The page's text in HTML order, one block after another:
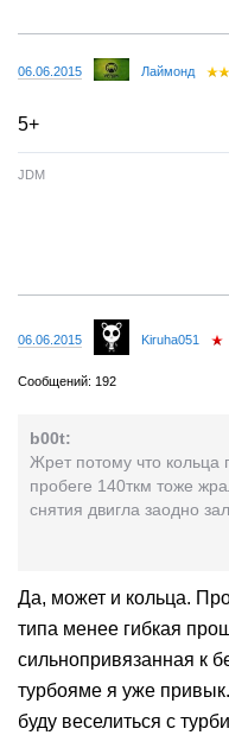
06.06.2015 Лаймонд
5+
JDM
06.06.2015 Kiruha051
Сообщений: 192
b00t:
Жрет потому что
пробеге 140ткм тоже
снятия двигла заодно
хонинговкой и без
прошить комп на наш
2. у тебя двигло,
приблуды на впускных
соответственно) +
более мелкая стоит) и
оборотов, а с 2500-2700,
Да, может и кольца.
типа менее гибкая
сильнопривязанная к
турбояме я уже привык.
буду веселиться с